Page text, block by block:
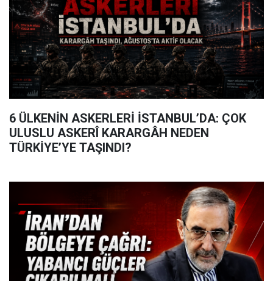
6 ÜLKENİN ASKERLERİ İSTANBUL’DA: ÇOK
ULUSLU ASKERÎ KARARGÂH NEDEN
TÜRKİYE’YE TAŞINDI?